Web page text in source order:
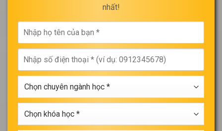
nhất!
họ
tên
của
bạn
*
số
điện
thoại
chuyên
ngành
học
khóa
học